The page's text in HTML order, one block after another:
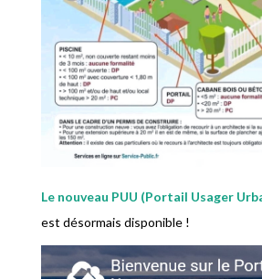
Le nouveau PUU (Portail Usager
est désormais disponible !